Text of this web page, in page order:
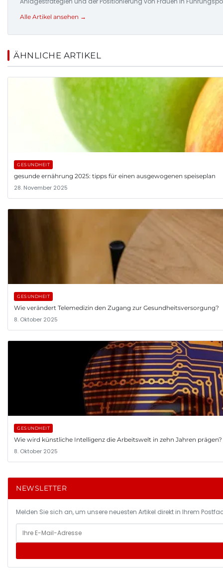
Alle Artikel ansehen →
ÄHNLICHE ARTIKEL
GESUNDHEIT
gesunde ernährung 2025: tipps für einen ausgewogenen speiseplan
28. November 2025
GESUNDHEIT
Wie verändert Telemedizin den Zugang zur Gesundheitsversorgung?
8. Oktober 2025
GESUNDHEIT
Wie wird künstliche Intelligenz die Arbeitswelt in zehn Jahren prägen?
8. Oktober 2025
NEWSLETTER
Melden Sie sich an, um unsere neuesten Artikel direkt in Ihrem